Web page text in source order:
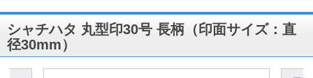
シャチハタ 丸型印30号 長柄（印面サイズ：直
径30mm）